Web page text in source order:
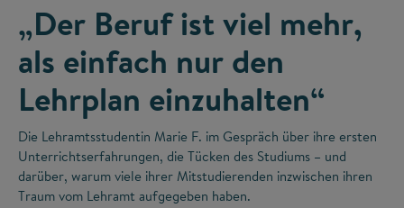
„Der Beruf ist viel mehr,
als einfach nur den
Lehrplan einzuhalten“
Die Lehramtsstudentin Marie F. im Gespräch über ihre ersten
Unterrichtserfahrungen, die Tücken des Studiums – und
darüber, warum viele ihrer Mitstudierenden inzwischen ihren
Traum vom Lehramt aufgegeben haben.